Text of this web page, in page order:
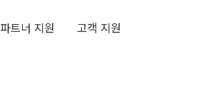
파트너 지원 고객 지원